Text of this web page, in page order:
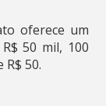
oferece um
50 mil, 100
50.